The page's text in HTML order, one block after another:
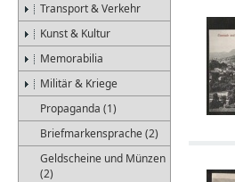
Transport & Verkehr
Kunst & Kultur
Memorabilia
Militär & Kriege
Propaganda (1)
Briefmarkensprache (2)
Geldscheine und Münzen
(2)